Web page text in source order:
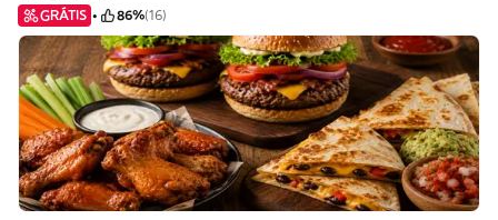
GRÁTIS 86%(16)